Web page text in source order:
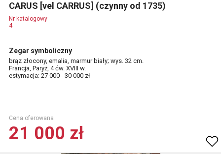
CARUS [vel CARRUS] (czynny od 1735)
Nr katalogowy
4
Zegar symboliczny
brąz złocony, emalia, marmur biały; wys. 32 cm.
Francja, Paryż, 4 ćw. XVIII w.
estymacja: 27 000 - 30 000 zł
Cena oferowana
21 000 zł